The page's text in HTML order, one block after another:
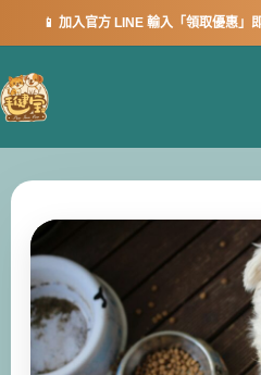
📱 加入官方 LINE 輸入「領取優惠」